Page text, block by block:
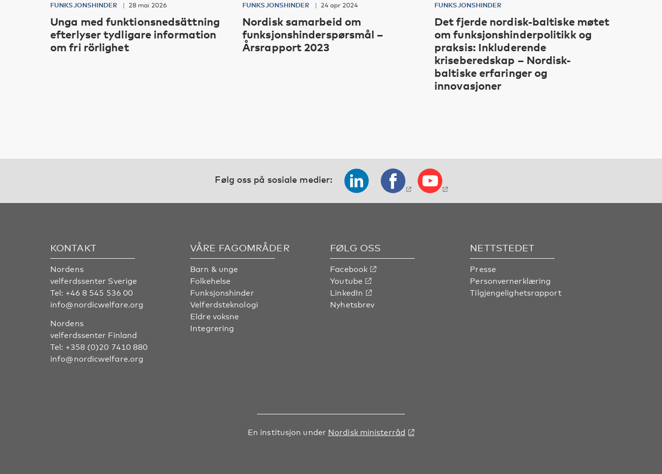
FUNKSJONSHINDER 28 mai 2026
Unga med funktionsnedsättning
efterlyser tydligare information
om fri rörlighet
FUNKSJONSHINDER 24 apr 2024
Nordisk samarbeid om
funksjonshinderspørsmål –
Årsrapport 2023
FUNKSJONSHINDER
Det fjerde nordisk-baltiske møtet
om funksjonshinderpolitikk og
praksis: Inkluderende
kriseberedskap – Nordisk-
baltiske erfaringer og
innovasjoner
Følg oss på sosiale medier:
KONTAKT
Nordens
velferdssenter Sverige
Tel: +46 8 545 536 00
info@nordicwelfare.org
Nordens
velferdssenter Finland
Tel: +358 (0)20 7410 880
info@nordicwelfare.org
VÅRE FAGOMRÅDER
Barn & unge
Folkehelse
Funksjonshinder
Velferdsteknologi
Eldre voksne
Integrering
FØLG OSS
Facebook
Youtube
LinkedIn
Nyhetsbrev
NETTSTEDET
Presse
Personvernerklæring
Tilgjengelighetsrapport
En institusjon under Nordisk ministerråd